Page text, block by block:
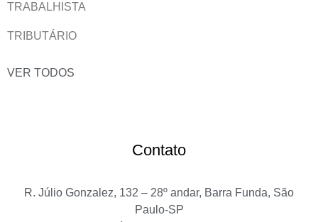
TRABALHISTA
TRIBUTÁRIO
VER TODOS
Contato
R. Júlio Gonzalez, 132 – 28º andar, Barra Funda, São
Paulo-SP